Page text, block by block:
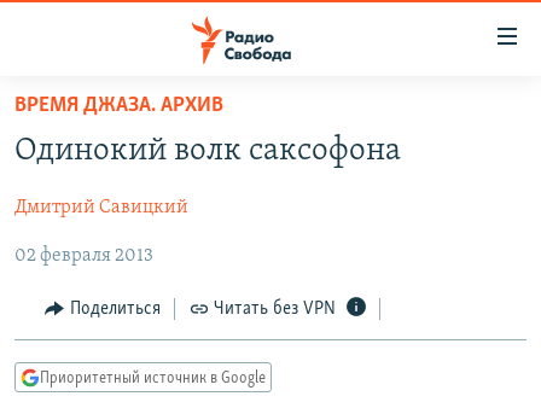
упрощенного
доступа
содержанию
Вернутся
главной
навигации
ПОДКАСТЫ
АВТОРСКИЕ ПРОЕКТЫ
ЦИТАТЫ СВОБОДЫ
МНЕНИЯ
КУЛЬТУРА
IDEL.РЕАЛИИ
ВРЕМЯ ДЖАЗА. АРХИВ
Одинокий волк саксофона
Дмитрий Савицкий
02 февраля 2013
Поделиться Читать без VPN
Приоритетный источник в Google